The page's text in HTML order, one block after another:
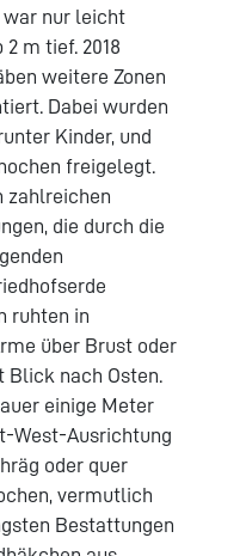
war nur leicht
m tief. 2018
weitere Zonen
Dabei wurden
Kinder, und
freigelegt.
zahlreichen
die durch die
ruhten in
über Brust oder
Blick nach Osten.
einige Meter
West-Ausrichtung
oder quer
vermutlich
Bestattungen